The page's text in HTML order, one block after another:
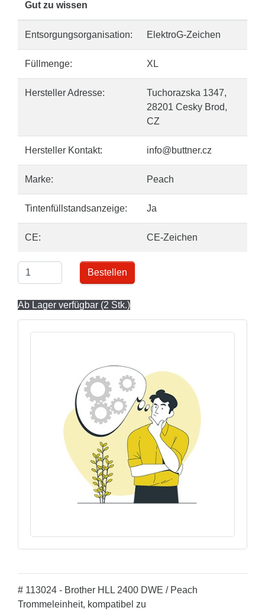
Gut zu wissen
Entsorgungsorganisation: ElektroG-Zeichen
Füllmenge: XL
Hersteller Adresse:
Tuchorazska 1347,
28201 Cesky Brod,
CZ
Hersteller Kontakt: info@buttner.cz
Marke: Peach
Tintenfüllstandsanzeige: Ja
CE: CE-Zeichen
Bestellen
Ab Lager verfügbar (2 Stk.)
# 113024 - Brother HLL 2400 DWE / Peach
Trommeleinheit, kompatibel zu